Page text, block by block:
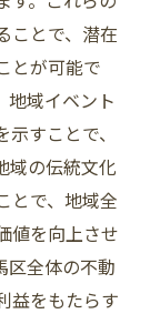
ことで、潜在
とが可能で
地域イベント
すことで、
域の伝統文化
とで、地域全
値を向上させ
区全体の不動
益をもたらす